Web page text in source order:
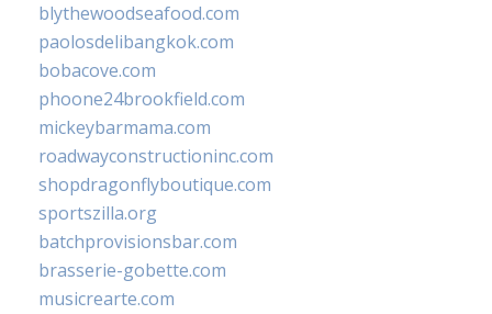
blythewoodseafood.com
paolosdelibangkok.com
bobacove.com
phoone24brookfield.com
mickeybarmama.com
roadwayconstructioninc.com
shopdragonflyboutique.com
sportszilla.org
batchprovisionsbar.com
brasserie-gobette.com
musicrearte.com